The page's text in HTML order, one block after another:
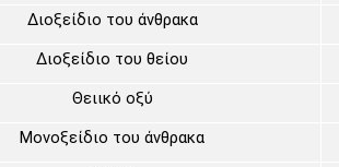
Διοξείδιο του άνθρακα
Διοξείδιο του θείου
Θειικό οξύ
Μονοξείδιο του άνθρακα